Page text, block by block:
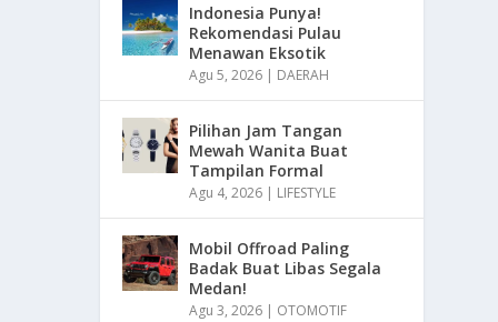
Indonesia Punya!
Rekomendasi Pulau
Menawan Eksotik
Agu 5, 2026 | DAERAH
Pilihan Jam Tangan
Mewah Wanita Buat
Tampilan Formal
Agu 4, 2026 | LIFESTYLE
Mobil Offroad Paling
Badak Buat Libas Segala
Medan!
Agu 3, 2026 | OTOMOTIF